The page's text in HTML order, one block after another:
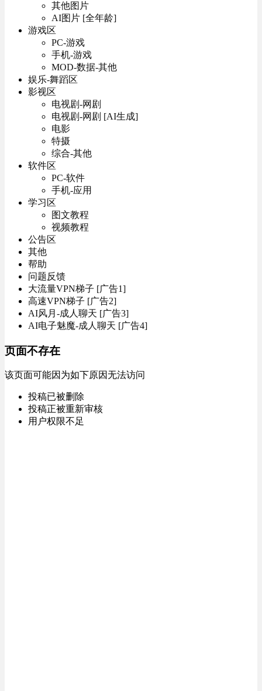
其他图片
AI图片 [全年龄]
游戏区
PC-游戏
手机-游戏
MOD-数据-其他
娱乐-舞蹈区
影视区
电视剧-网剧
电视剧-网剧 [AI生成]
电影
特摄
综合-其他
软件区
PC-软件
手机-应用
学习区
图文教程
视频教程
公告区
其他
帮助
问题反馈
大流量VPN梯子 [广告1]
高速VPN梯子 [广告2]
AI风月-成人聊天 [广告3]
AI电子魅魔-成人聊天 [广告4]
页面不存在
该页面可能因为如下原因无法访问
投稿已被删除
投稿正被重新审核
用户权限不足